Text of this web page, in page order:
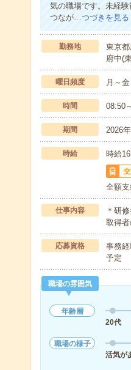
気の職場です。未経
つなが…つづきを見る
勤務地
東京
府中(
曜日頻度 月～
時間 08:50
期間 2026
時給 時給
全額
仕事内容
＊研
取得
応募資格
事務
予定
職場の雰囲気
年齢層
20代
職場の様子
活気が